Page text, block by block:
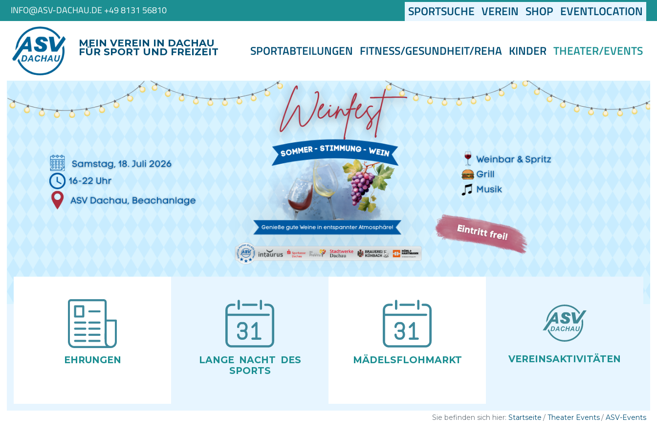
INFO@ASV-DACHAU.DE +49 8131 56810 SPORTSUCHE (CURRENT)
VEREIN SHOP EVENTLOCATION
MEIN VEREIN IN DACHAU
FÜR SPORT UND FREIZEIT SPORTABTEILUNGEN FITNESS/GESUNDHEIT/REHA KINDER THEATER/EVENTS
EHRUNGEN
LANGE ­ NACHT ­ DES
SPORTS
MÄDELS­FLOH­MARKT VEREINS­AKTIVITÄTEN
Sie befinden sich hier:Startseite Theater Events ASV-Events